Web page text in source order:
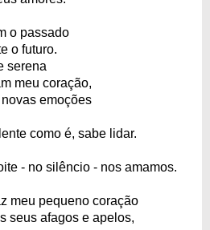
o passado
o futuro.
serena
meu coração,
emoções
como é, sabe lidar.
- no silêncio - nos amamos.
meu pequeno coração
seus afagos e apelos,